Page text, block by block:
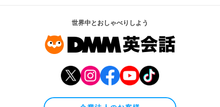
世界中とおしゃべりしよう